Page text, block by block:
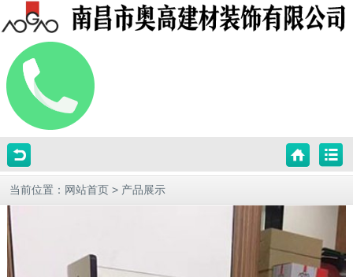
当前位置： 网站首页 > 产品展示